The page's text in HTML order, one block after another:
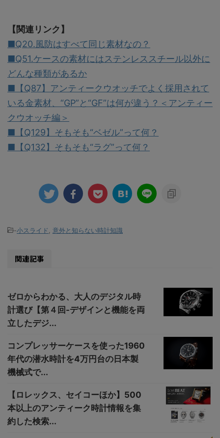
【関連リンク】
■Q20.風防はすべて同じ素材なの？
■Q51.ケースの素材にはステンレススチール以外に
どんな種類があるか
■【Q87】アンティークウオッチでよく採用されて
いる金素材、“GP”と“GF”は何が違う？＜アンティー
クウオッチ編＞
■【Q129】そもそも“ベゼル”って何？
■【Q132】そもそも“ラグ”って何？
-小スライド 意外と知らない時計知識
関連記事
ゼロからわかる、大人のデジタル時
計選び【第４回-デザインと機能を両
立したデジ...
コンプレッサーケースを使った1960
年代の潜水時計を4万円台の日本製
機械式で...
【ロレックス、セイコーほか】500
本以上のアンティーク時計情報を集
約した検索...